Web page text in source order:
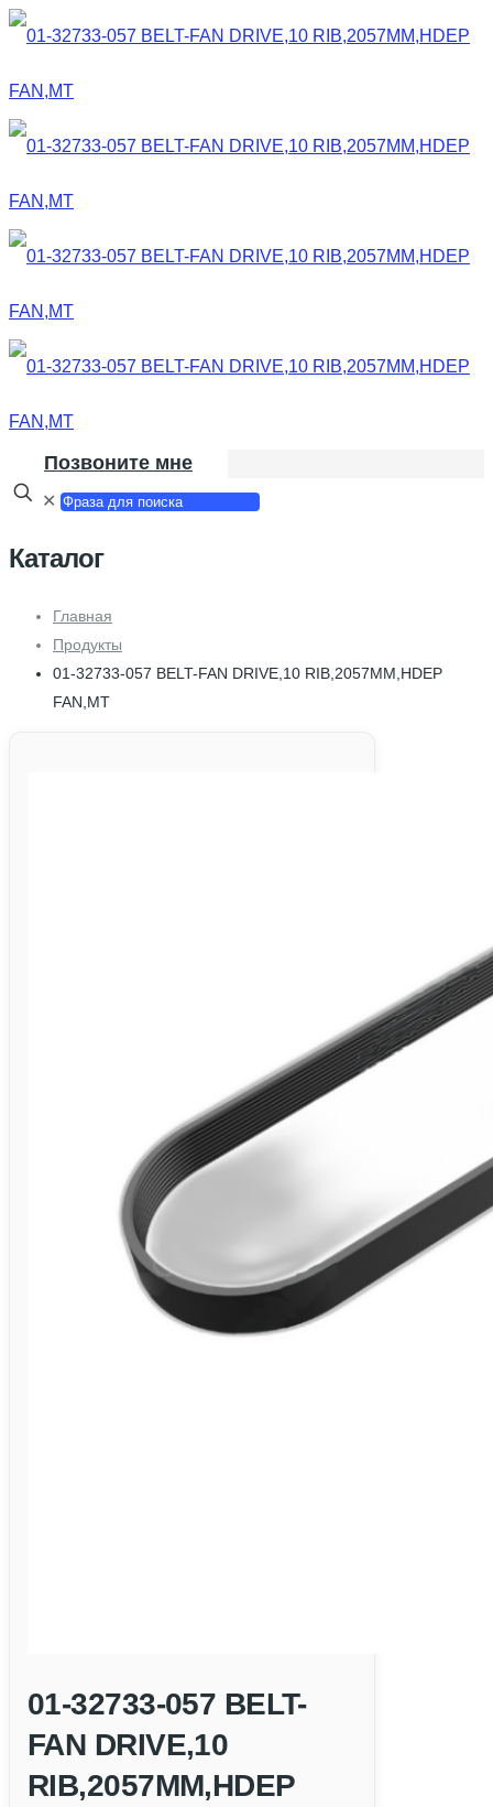
Позвоните мне
✕
Каталог
Главная
Продукты
01-32733-057 BELT-FAN DRIVE,10 RIB,2057MM,HDEP
FAN,MT
01-32733-057 BELT-
FAN DRIVE,10
RIB,2057MM,HDEP